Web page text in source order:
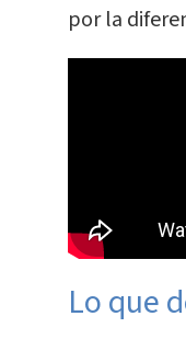
por la
Lo que